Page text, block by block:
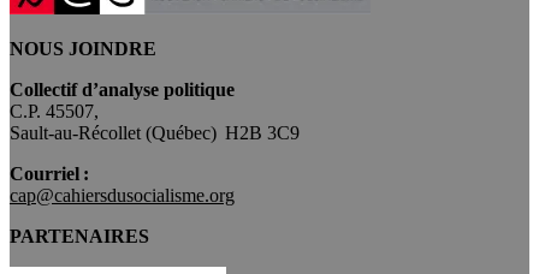
NOUS JOINDRE
Collectif d’analyse politique
C.P. 45507,
Sault-au-Récollet (Québec) H2B 3C9
Courriel :
cap@cahiersdusocialisme.org
PARTENAIRES